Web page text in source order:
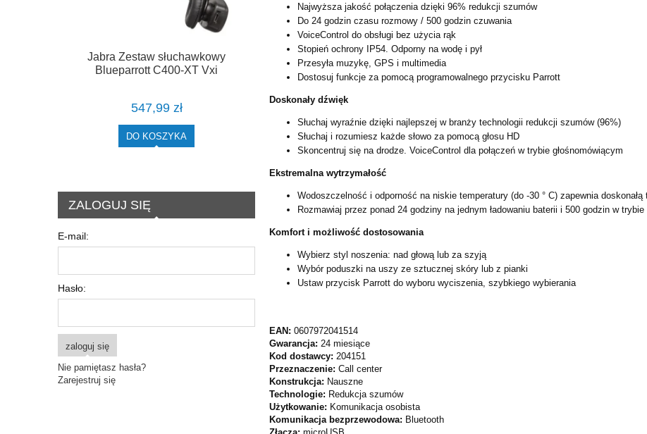
Jabra Zestaw słuchawkowy
Blueparrott C400-XT Vxi
547,99 zł
DO KOSZYKA
ZALOGUJ SIĘ
E-mail:
Hasło:
zaloguj się
Nie pamiętasz hasła?
Zarejestruj się
Najwyższa jakość połączenia dzięki 96% redukcji szumów
Do 24 godzin czasu rozmowy / 500 godzin czuwania
VoiceControl do obsługi bez użycia rąk
Stopień ochrony IP54. Odporny na wodę i pył
Przesyła muzykę, GPS i multimedia
Dostosuj funkcje za pomocą programowalnego przycisku Parrott
Doskonały dźwięk
Słuchaj wyraźnie dzięki najlepszej w branży technologii redukcji szumów (96%)
Słuchaj i rozumiesz każde słowo za pomocą głosu HD
Skoncentruj się na drodze. VoiceControl dla połączeń w trybie głośnomówiącym
Ekstremalna wytrzymałość
Wodoszczelność i odporność na niskie temperatury (do -30 ° C) zapewnia doskonałą
Rozmawiaj przez ponad 24 godziny na jednym ładowaniu baterii i 500 godzin w trybie
Komfort i możliwość dostosowania
Wybierz styl noszenia: nad głową lub za szyją
Wybór poduszki na uszy ze sztucznej skóry lub z pianki
Ustaw przycisk Parrott do wyboru wyciszenia, szybkiego wybierania
EAN: 0607972041514
Gwarancja: 24 miesiące
Kod dostawcy: 204151
Przeznaczenie: Call center
Konstrukcja: Nauszne
Technologie: Redukcja szumów
Użytkowanie: Komunikacja osobista
Komunikacja bezprzewodowa: Bluetooth